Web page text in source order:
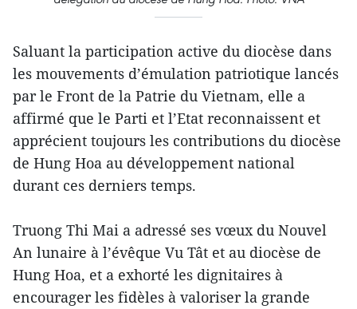
Saluant la participation active du diocèse dans
les mouvements d’émulation patriotique lancés
par le Front de la Patrie du Vietnam, elle a
affirmé que le Parti et l’Etat reconnaissent et
apprécient toujours les contributions du diocèse
de Hung Hoa au développement national
durant ces derniers temps.
Truong Thi Mai a adressé ses vœux du Nouvel
An lunaire à l’évêque Vu Tât et au diocèse de
Hung Hoa, et a exhorté les dignitaires à
encourager les fidèles à valoriser la grande